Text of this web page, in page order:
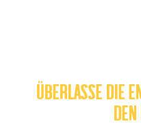
Überlasse die